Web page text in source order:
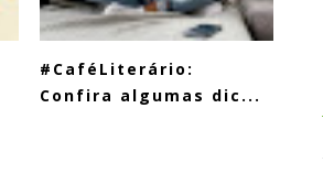
#CaféLiterário:
Confira algumas dic...